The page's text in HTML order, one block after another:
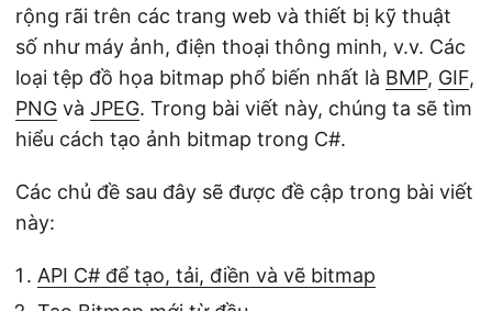
rộng rãi trên các trang web và thiết bị kỹ thuật
số như máy ảnh, điện thoại thông minh, v.v. Các
loại tệp đồ họa bitmap phổ biến nhất là BMP, GIF,
PNG và JPEG. Trong bài viết này, chúng ta sẽ tìm
hiểu cách tạo ảnh bitmap trong C#.
Các chủ đề sau đây sẽ được đề cập trong bài viết
này:
API C# để tạo, tải, điền và vẽ bitmap